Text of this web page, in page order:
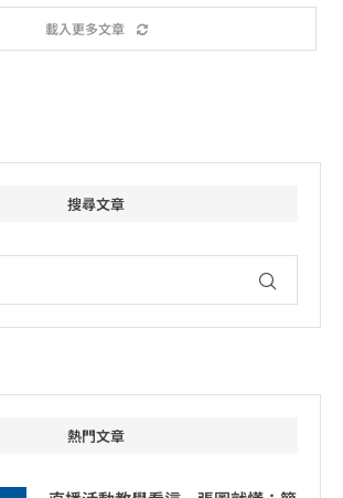
載入更多文章
搜尋文章
熱門文章